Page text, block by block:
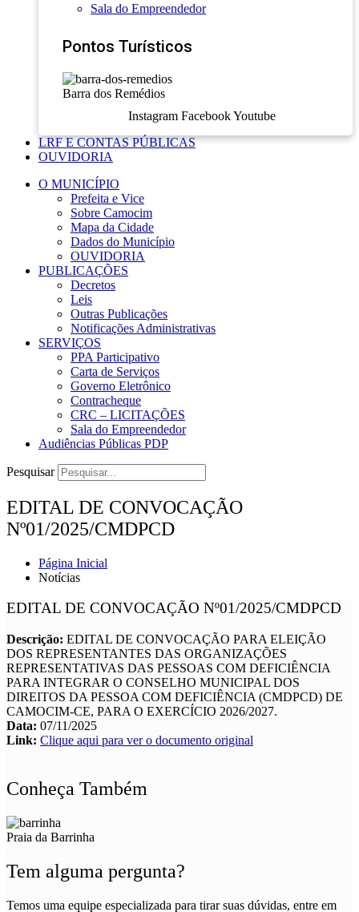
Sala do Empreendedor
Pontos Turísticos
Barra dos Remédios
Instagram Facebook Youtube
LRF E CONTAS PÚBLICAS
OUVIDORIA
O MUNICÍPIO
Prefeita e Vice
Sobre Camocim
Mapa da Cidade
Dados do Município
OUVIDORIA
PUBLICAÇÕES
Decretos
Leis
Outras Publicações
Notificações Administrativas
SERVIÇOS
PPA Participativo
Carta de Serviços
Governo Eletrônico
Contracheque
CRC – LICITAÇÕES
Sala do Empreendedor
Audiências Públicas PDP
Pesquisar
EDITAL DE CONVOCAÇÃO
Nº01/2025/CMDPCD
Página Inicial
Notícias
EDITAL DE CONVOCAÇÃO Nº01/2025/CMDPCD
Descrição: EDITAL DE CONVOCAÇÃO PARA ELEIÇÃO
DOS REPRESENTANTES DAS ORGANIZAÇÕES
REPRESENTATIVAS DAS PESSOAS COM DEFICIÊNCIA
PARA INTEGRAR O CONSELHO MUNICIPAL DOS
DIREITOS DA PESSOA COM DEFICIÊNCIA (CMDPCD) DE
CAMOCIM-CE, PARA O EXERCÍCIO 2026/2027.
Data: 07/11/2025
Link: Clique aqui para ver o documento original
Conheça Também
Praia da Barrinha
Tem alguma pergunta?
Temos uma equipe especializada para tirar suas dúvidas, entre em